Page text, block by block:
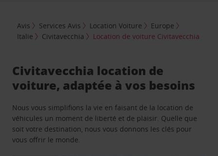
Avis Services Avis Location Voiture
Europe
Italie
Civitavecchia Location de voiture Civitavecchia
Civitavecchia location de
voiture, adaptée à vos besoins
Nous vous simplifions la vie en faisant de la location de
véhicules un moment de liberté et de plaisir. Quelle que
soit votre destination, nous vous donnons les clés pour
vous offrir le monde.